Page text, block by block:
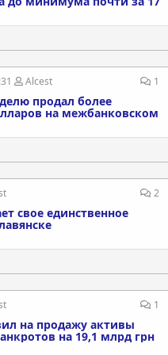
продал более
на межбанковском
Alcest 1
свое единственное
2
на продажу активы
на 19,1 млрд грн
1